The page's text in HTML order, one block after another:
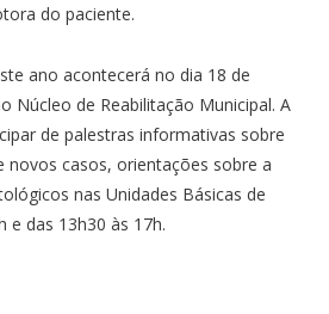
do paciente.
ano acontecerá no dia 18 de
Núcleo de Reabilitação Municipal. A
de palestras informativas sobre
novos casos, orientações sobre a
nas Unidades Básicas de
e das 13h30 às 17h.